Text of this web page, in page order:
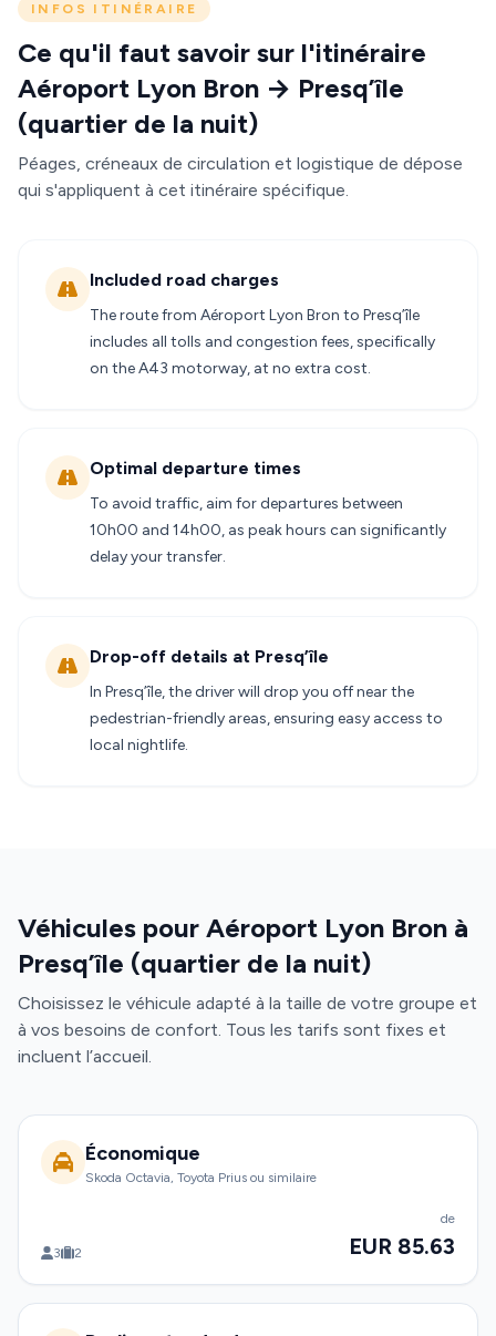
INFOS ITINÉRAIRE
Ce qu'il faut savoir sur l'itinéraire
Aéroport Lyon Bron → Presq’île
(quartier de la nuit)
Péages, créneaux de circulation et logistique de dépose
qui s'appliquent à cet itinéraire spécifique.
Included road charges
The route from Aéroport Lyon Bron to Presq’île
includes all tolls and congestion fees, specifically
on the A43 motorway, at no extra cost.
Optimal departure times
To avoid traffic, aim for departures between
10h00 and 14h00, as peak hours can significantly
delay your transfer.
Drop-off details at Presq’île
In Presq’île, the driver will drop you off near the
pedestrian-friendly areas, ensuring easy access to
local nightlife.
Véhicules pour Aéroport Lyon Bron à
Presq’île (quartier de la nuit)
Choisissez le véhicule adapté à la taille de votre groupe et
à vos besoins de confort. Tous les tarifs sont fixes et
incluent l’accueil.
Économique
Skoda Octavia, Toyota Prius ou similaire
3 2
de
EUR 85.63